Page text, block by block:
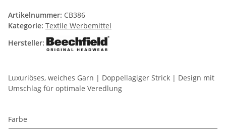
Artikelnummer: CB386
Kategorie: Textile Werbemittel
Hersteller:
Luxuriöses, weiches Garn | Doppellagiger Strick | Design mit
Umschlag für optimale Veredlung
Farbe